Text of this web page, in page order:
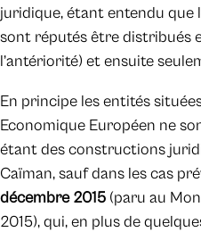
juridique, étant entendu que
sont réputés être distribués
l’antériorité) et ensuite
En principe les entités
Economique Européen ne
étant des constructions
Caïman, sauf dans les cas
décembre 2015 (paru au
2015), qui, en plus de